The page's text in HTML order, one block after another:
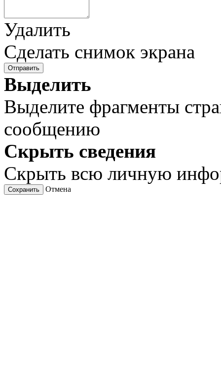
Удалить
Сделать снимок экрана
Отправить
Выделить
Выделите фрагменты
сообщению
Скрыть сведения
Скрыть всю личную
Сохранить Отмена